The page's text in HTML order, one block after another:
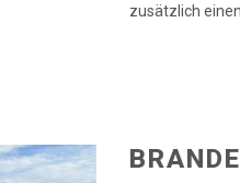
zusätzlich